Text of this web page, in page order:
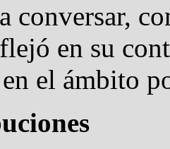
conversar,
en su
el ámbito